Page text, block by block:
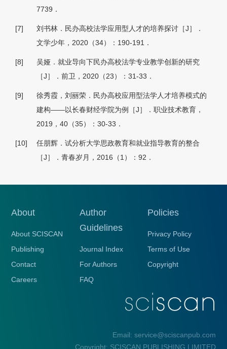
7739．
[7]
刘书林．民办高校法学应用型人才的培养探讨［J］．
文学少年，2020（34）：190-191．
[8]
吴娅．就业导向下民办高校法学专业教学创新的研究
［J］．前卫，2020（23）：31-33．
[9]
徐秀霞，刘丽荣．民办高校应用型法学人才培养模式的
建构——以长春财经学院为例［J］．职业技术教育，
2019，40（35）：30-33．
[10]
任朋辉．试分析大学思政教育和就业指导教育的整合
［J］．青春岁月，2016（1）：92．
About
About SCISCAN
Publishing
Contact
Careers
Author
Guidelines
Journal Index
For Authors
FAQ
Policies
Privacy Policy
Terms of Use
Copyright
Email: service@sciscanpub.com
Copyright: SCISCAN PUBLISHING LIMITED